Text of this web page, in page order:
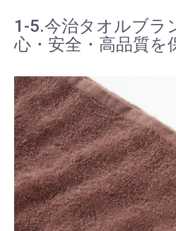
1-5.今治タオルブラ
心・安全・高品質を